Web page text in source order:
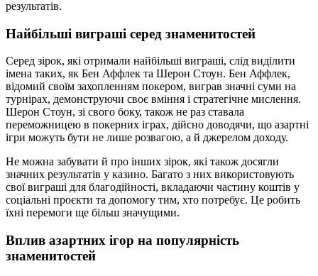
результатів.
Найбільші виграші серед знаменитостей
Серед зірок, які отримали найбільші виграші, слід виділити
імена таких, як Бен Аффлек та Шерон Стоун. Бен Аффлек,
відомий своїм захопленням покером, виграв значні суми на
турнірах, демонструючи своє вміння і стратегічне мислення.
Шерон Стоун, зі свого боку, також не раз ставала
переможницею в покерних іграх, дійсно доводячи, що азартні
ігри можуть бути не лише розвагою, а й джерелом доходу.
Не можна забувати й про інших зірок, які також досягли
значних результатів у казино. Багато з них використовують
свої виграші для благодійності, вкладаючи частину коштів у
соціальні проєкти та допомогу тим, хто потребує. Це робить
їхні перемоги ще більш значущими.
Вплив азартних ігор на популярність
знаменитостей